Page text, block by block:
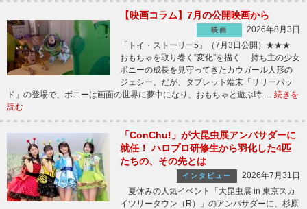
【映画コラム】7月の公開映画から
映画
2026年8月3日
「トイ・ストーリー5」（7月3日公開）★★★
おもちゃを取り巻く“変化”を描く 持ち主の少女
ボニーの成長を見守ってきたカウガール人形の
ジェシー。だが、タブレット端末「リリーパッ
ド」の登場で、ボニーは画面の世界に夢中になり、おもちゃと遊ぶ時 … 続きを
読む
「ConChu!」が大昆虫展アンバサダーに
就任！ ハロプロ研修生から羽化した4匹
たちの、その先とは
インタビュー
2026年7月31日
夏休みの人気イベント「大昆虫展 in 東京スカ
イツリータウン（R）」のアンバサダーに、杉原